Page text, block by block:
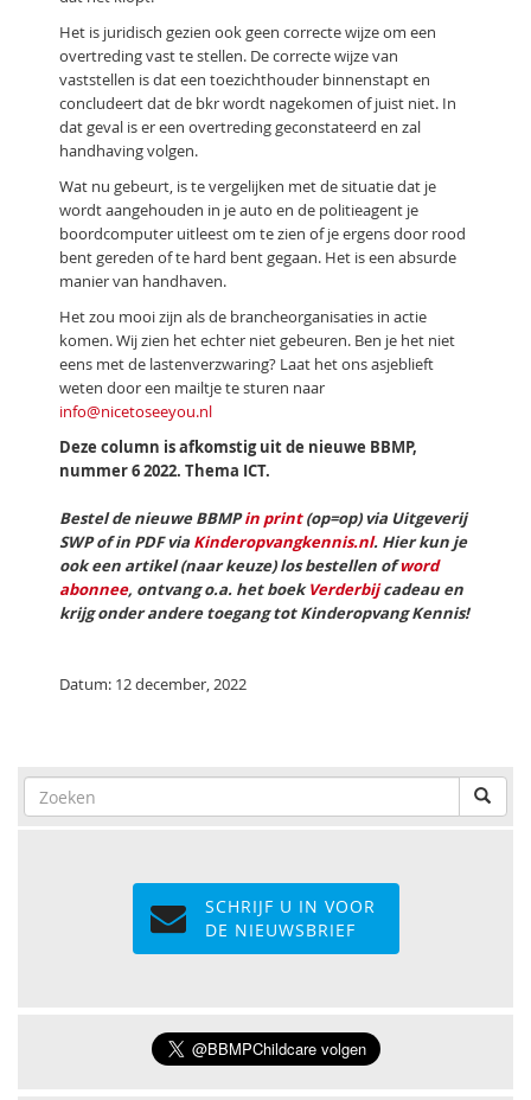
Het is juridisch gezien ook geen correcte wijze om een
overtreding vast te stellen. De correcte wijze van
vaststellen is dat een toezichthouder binnenstapt en
concludeert dat de bkr wordt nagekomen of juist niet. In
dat geval is er een overtreding geconstateerd en zal
handhaving volgen.
Wat nu gebeurt, is te vergelijken met de situatie dat je
wordt aangehouden in je auto en de politieagent je
boordcomputer uitleest om te zien of je ergens door rood
bent gereden of te hard bent gegaan. Het is een absurde
manier van handhaven.
Het zou mooi zijn als de brancheorganisaties in actie
komen. Wij zien het echter niet gebeuren. Ben je het niet
eens met de lastenverzwaring? Laat het ons asjeblieft
weten door een mailtje te sturen naar
info@nicetoseeyou.nl
Deze column is afkomstig uit de nieuwe BBMP,
nummer 6 2022. Thema ICT.
Bestel de nieuwe BBMPin print(op=op) via Uitgeverij
SWP of in PDF via Kinderopvangkennis.nl. Hier kun je
ook een artikel (naar keuze) los bestellen ofword
abonnee, ontvang o.a. het boekVerderbijcadeau en
krijg onder andere toegang tot Kinderopvang Kennis!
Datum: 12 december, 2022
SCHRIJF U IN VOOR
DE NIEUWSBRIEF